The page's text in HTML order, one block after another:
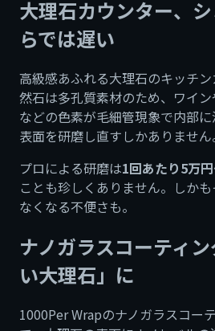
大理石カウンター、
らでは遅い
高級感あふれる大理石のキッチ
然石は多孔質素材のため、ワイ
などの色素が毛細管現象で内部
表面を研磨し直すしかありません
プロによる研磨は1回あたり5万
ことも珍しくありません。しか
なくなる不便さも。
ナノガラスコーティ
い大理石」に
1000Per Wrapのナノガラスコー